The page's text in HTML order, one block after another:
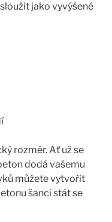
jako vyvýšené
rozměr. Ať už se
dodá vašemu
můžete vytvořit
šanci stát se